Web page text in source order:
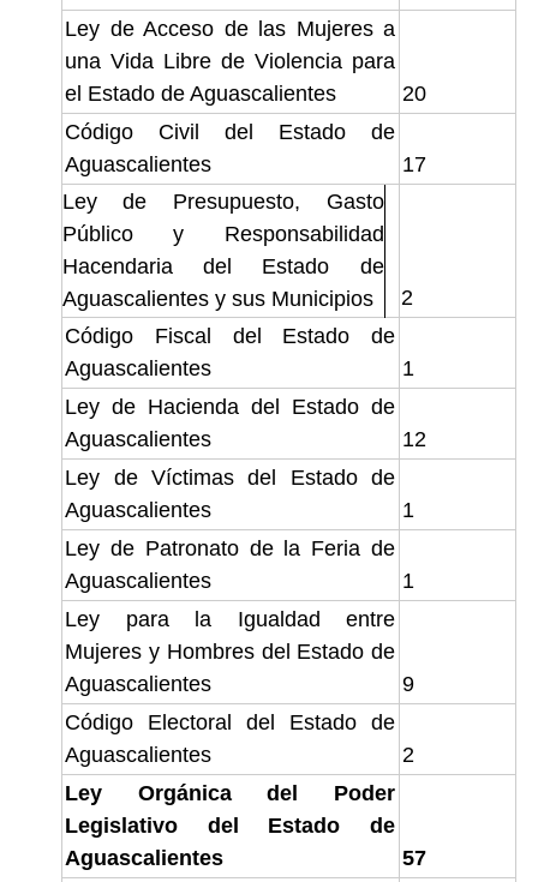
Ley de Acceso de las Mujeres a
una Vida Libre de Violencia para
el Estado de Aguascalientes
20
Código Civil del Estado de
Aguascalientes
17
Ley de Presupuesto, Gasto
Público y Responsabilidad
Hacendaria del Estado de
Aguascalientes y sus Municipios
2
Código Fiscal del Estado de
Aguascalientes
1
Ley de Hacienda del Estado de
Aguascalientes
12
Ley de Víctimas del Estado de
Aguascalientes
1
Ley de Patronato de la Feria de
Aguascalientes
1
Ley para la Igualdad entre
Mujeres y Hombres del Estado de
Aguascalientes
9
Código Electoral del Estado de
Aguascalientes
2
Ley Orgánica del Poder
Legislativo del Estado de
Aguascalientes
57